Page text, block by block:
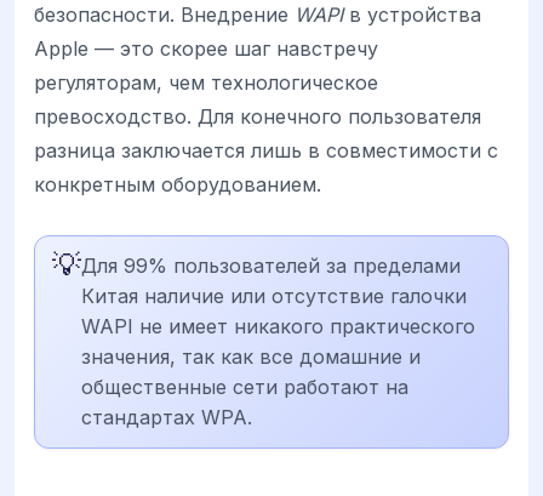
безопасности. Внедрение WAPIв устройства
Apple — это скорее шаг навстречу
регуляторам, чем технологическое
превосходство. Для конечного пользователя
разница заключается лишь в совместимости с
конкретным оборудованием.
💡Для 99% пользователей за пределами
Китая наличие или отсутствие галочки
WAPI не имеет никакого практического
значения, так как все домашние и
общественные сети работают на
стандартах WPA.